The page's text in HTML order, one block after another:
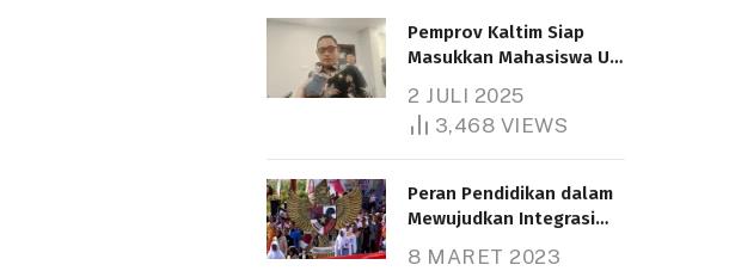
Pemprov Kaltim Siap
Masukkan Mahasiswa UT
Bantuan Pendidikan
Gratispol
2 JULI 2025
3,468 VIEWS
Peran Pendidikan dalam
Mewujudkan Integrasi
8 MARET 2023